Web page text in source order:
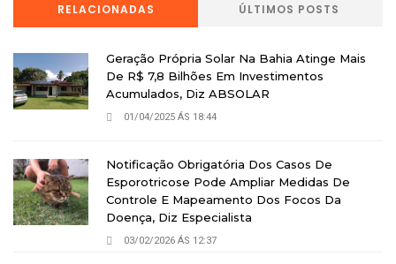
RELACIONADAS ÚLTIMOS POSTS
Geração Própria Solar Na Bahia Atinge Mais
De R$ 7,8 Bilhões Em Investimentos
Acumulados, Diz ABSOLAR
01/04/2025 ÁS 18:44
Notificação Obrigatória Dos Casos De
Esporotricose Pode Ampliar Medidas De
Controle E Mapeamento Dos Focos Da
Doença, Diz Especialista
03/02/2026 ÁS 12:37